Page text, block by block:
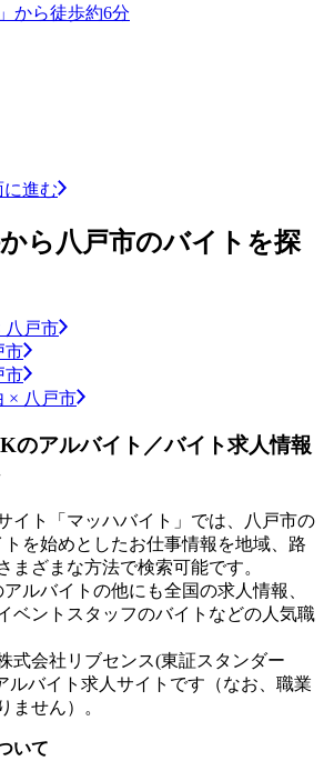
から徒歩約6分
に進む
ら八戸市のバイトを探
八戸市
市
市
× 八戸市
のアルバイト／バイト求人情報
イト「マッハバイト」では、八戸市の
を始めとしたお仕事情報を地域、路
まざまな方法で検索可能です。
ルバイトの他にも全国の求人情報、
ベントスタッフのバイトなどの人気職
式会社リブセンス(東証スタンダー
ルバイト求人サイトです（なお、職業
ません）。
いて